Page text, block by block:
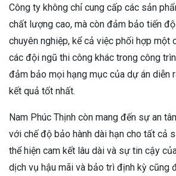
Công ty không chỉ cung cấp các sản
chất lượng cao, mà còn đảm bảo tiến
chuyên nghiệp, kể cả việc phối hợp một
các đội ngũ thi công khác trong công
đảm bảo mọi hạng mục của dự án diễn
kết quả tốt nhất.
Nam Phúc Thịnh còn mang đến sự an
với chế độ bảo hành dài hạn cho tất cả
thể hiện cam kết lâu dài và sự tin cậy
dịch vụ hậu mãi và bảo trì định kỳ cũng